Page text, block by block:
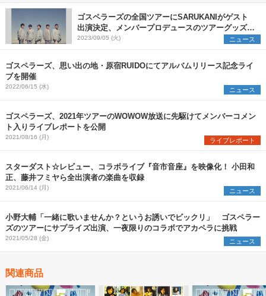
ゴスペラーズの全国ツアーにSARUKANIがゲスト
出演決定、メンバープロデュースのツアーグッズも
公開
2023/09/05 (火) ニュース
ゴスペラーズ、思い出の地・原宿RUIDOにてアルバムリリース記念ライ
ブを開催
2022/06/15 (水) ニュース
ゴスペラーズ、2021年ツアーのWOWOW放送に先駆けてメンバーコメン
ト入りライブレポートを公開
2021/08/16 (月) ライブレポート
スターダスト☆レビュー、コラボライブ『音市音座』を映像化！ 小田和
正、藤井フミヤら全出演者の楽曲を収録
2021/06/14 (月) ニュース
小野大輔「一緒に歌いませんか？というお誘いでビックリ」 ゴスペラー
ズのツアーにサプライズ出演、一夜限りのコラボでアカペラに挑戦
2021/05/28 (金) ニュース
関連商品